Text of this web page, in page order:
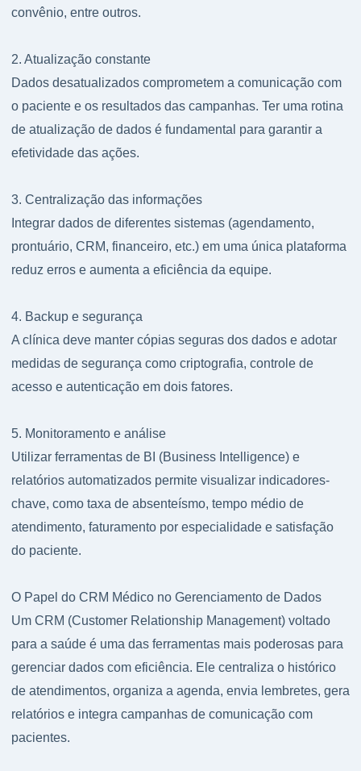
convênio, entre outros.
2. Atualização constante
Dados desatualizados comprometem a comunicação com
o paciente e os resultados das campanhas. Ter uma rotina
de atualização de dados é fundamental para garantir a
efetividade das ações.
3. Centralização das informações
Integrar dados de diferentes sistemas (agendamento,
prontuário, CRM, financeiro, etc.) em uma única plataforma
reduz erros e aumenta a eficiência da equipe.
4. Backup e segurança
A clínica deve manter cópias seguras dos dados e adotar
medidas de segurança como criptografia, controle de
acesso e autenticação em dois fatores.
5. Monitoramento e análise
Utilizar ferramentas de BI (Business Intelligence) e
relatórios automatizados permite visualizar indicadores-
chave, como taxa de absenteísmo, tempo médio de
atendimento, faturamento por especialidade e satisfação
do paciente.
O Papel do CRM Médico no Gerenciamento de Dados
Um CRM (Customer Relationship Management) voltado
para a saúde é uma das ferramentas mais poderosas para
gerenciar dados com eficiência. Ele centraliza o histórico
de atendimentos, organiza a agenda, envia lembretes, gera
relatórios e integra campanhas de comunicação com
pacientes.